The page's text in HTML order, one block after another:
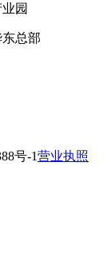
园
总部
号-1营业执照